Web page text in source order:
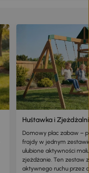
Huśtawka i
Domowy plac zabaw –
frajdy w jednym
ulubione aktywności
zjeżdżanie. Ten zestaw
aktywnego ruchu przez